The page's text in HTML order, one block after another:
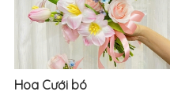
Hoa Cưới bó